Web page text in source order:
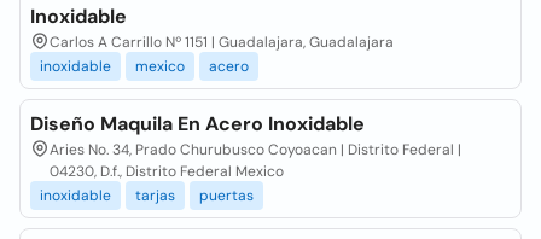
Inoxidable
Carlos A Carrillo Nº 1151 | Guadalajara, Guadalajara
inoxidable
mexico acero
Diseño Maquila En Acero Inoxidable
Aries No. 34, Prado Churubusco Coyoacan | Distrito Federal |
04230, D.f., Distrito Federal Mexico
inoxidable
tarjas puertas